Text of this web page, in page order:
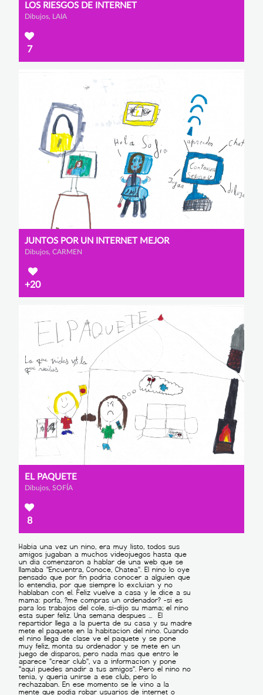
LOS RIESGOS DE INTERNET
Dibujos, LAIA
7
JUNTOS POR UN INTERNET MEJOR
Dibujos, CARMEN
+20
EL PAQUETE
Dibujos, SOFÍA
8